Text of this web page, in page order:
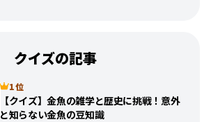
クイズの記事
1 位
【クイズ】金魚の雑学と歴史に挑戦！意外
と知らない金魚の豆知識